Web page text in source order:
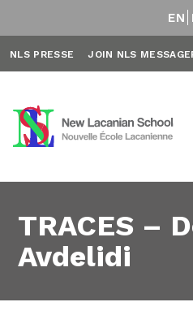
EN
NLS PRESSE JOIN NLS
TRACES –
Avdelidi